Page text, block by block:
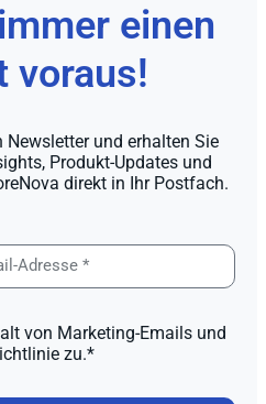
einen
voraus!
Newsletter und erhalten Sie
Produkt-Updates und
direkt in Ihr Postfach.
von Marketing-Emails und
zu.*